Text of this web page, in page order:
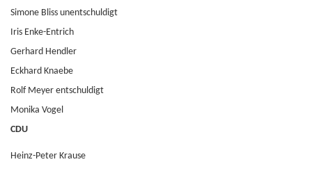
Simone Bliss unentschuldigt
Iris Enke-Entrich
Gerhard Hendler
Eckhard Knaebe
Rolf Meyer entschuldigt
Monika Vogel
CDU
Heinz-Peter Krause